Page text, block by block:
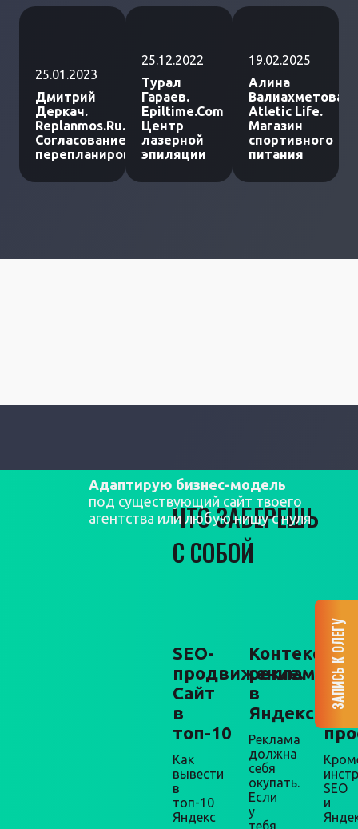
25.01.2023
Дмитрий
Деркач.
Replanmos.Ru.
Согласование
перепланировки
25.12.2022
Турал
Гараев.
Epiltime.Com
Центр
лазерной
эпиляции
19.02.2025
Алина
Валиахметова.
Atletic Life.
Магазин
спортивного
питания
ЧТО ЗАБЕРЕШЬ
С СОБОЙ
SEO-
продвижение.
Сайт
в
топ-10
Как
вывести
в
топ-10
Яндекс
реклама
в
Реклама
должна
себя
окупать.
Если
у
тебя
+
SEO
и
Адаптирую бизнес-модель
под существующий сайт твоего
агентства или любую нишу с нуля
ЗАПИСЬ К ОЛЕГУ